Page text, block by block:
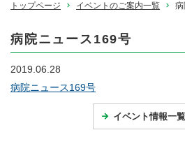
トップページ イベントのご案内一覧
病院ニュース169号
2019.06.28
病院ニュース169号
イベント情報一